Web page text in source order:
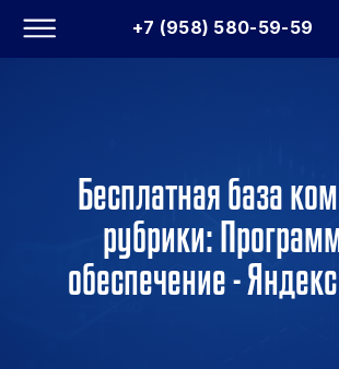
+7 (958) 580-59-59
Бесплатная база
рубрики:
обеспечение -